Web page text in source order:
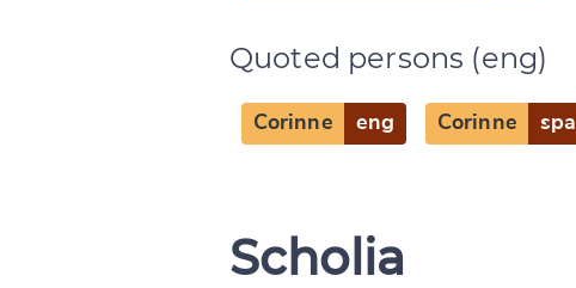
Quoted persons (eng)
Corinne eng Corinne spa
Scholia
CANCEL